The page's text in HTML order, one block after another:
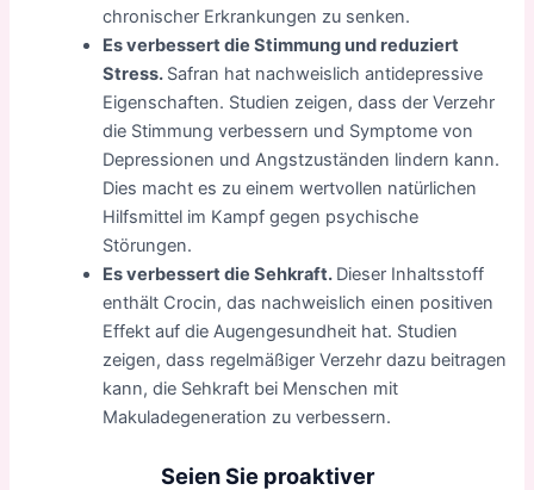
chronischer Erkrankungen zu senken.
Es verbessert die Stimmung und reduziert
Stress. Safran hat nachweislich antidepressive
Eigenschaften. Studien zeigen, dass der Verzehr
die Stimmung verbessern und Symptome von
Depressionen und Angstzuständen lindern kann.
Dies macht es zu einem wertvollen natürlichen
Hilfsmittel im Kampf gegen psychische
Störungen.
Es verbessert die Sehkraft. Dieser Inhaltsstoff
enthält Crocin, das nachweislich einen positiven
Effekt auf die Augengesundheit hat. Studien
zeigen, dass regelmäßiger Verzehr dazu beitragen
kann, die Sehkraft bei Menschen mit
Makuladegeneration zu verbessern.
Seien Sie proaktiver